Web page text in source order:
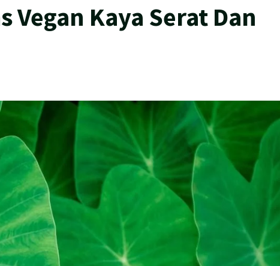
Vegan Kaya Serat Dan